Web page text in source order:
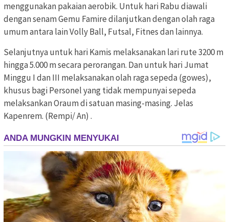
menggunakan pakaian aerobik. Untuk hari Rabu diawali
dengan senam Gemu Famire dilanjutkan dengan olah raga
umum antara lain Volly Ball, Futsal, Fitnes dan lainnya.
Selanjutnya untuk hari Kamis melaksanakan lari rute 3200 m
hingga 5.000 m secara perorangan. Dan untuk hari Jumat
Minggu I dan III melaksanakan olah raga sepeda (gowes),
khusus bagi Personel yang tidak mempunyai sepeda
melaksankan Oraum di satuan masing-masing. Jelas
Kapenrem. (Rempi/ An) .